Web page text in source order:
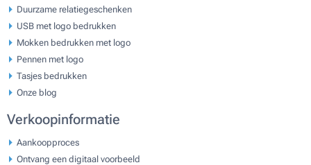
Duurzame relatiegeschenken
USB met logo bedrukken
Mokken bedrukken met logo
Pennen met logo
Tasjes bedrukken
Onze blog
Verkoopinformatie
Aankoopproces
Ontvang een digitaal voorbeeld